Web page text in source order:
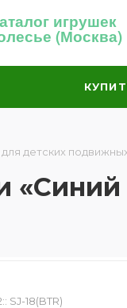
игрушек
(Москва)
детских
SJ-18(BTR)